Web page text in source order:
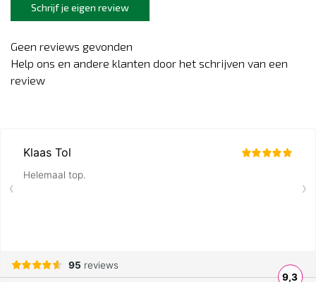
Schrijf je eigen review
Geen reviews gevonden
Help ons en andere klanten door het schrijven van een
review